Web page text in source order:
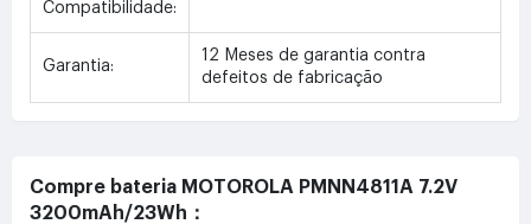
Compatibilidade:
Garantia:
12 Meses de garantia contra
defeitos de fabricação
Compre bateria MOTOROLA PMNN4811A 7.2V
3200mAh/23Wh：